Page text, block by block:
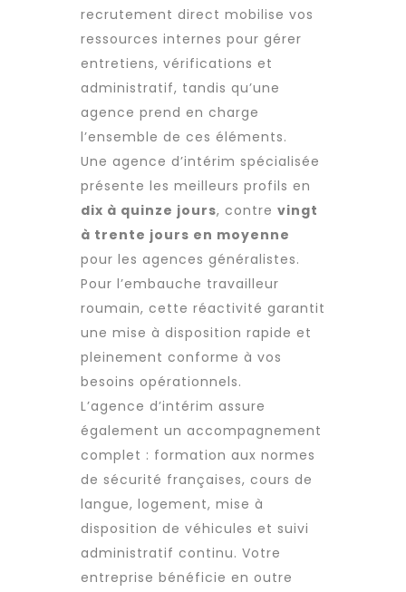
recrutement direct mobilise vos
ressources internes pour gérer
entretiens, vérifications et
administratif, tandis qu’une
agence prend en charge
l’ensemble de ces éléments.
Une agence d’intérim spécialisée
présente les meilleurs profils en
dix à quinze jours, contre vingt
à trente jours en moyenne
pour les agences généralistes.
Pour l’embauche travailleur
roumain, cette réactivité garantit
une mise à disposition rapide et
pleinement conforme à vos
besoins opérationnels.
L’agence d’intérim assure
également un accompagnement
complet : formation aux normes
de sécurité françaises, cours de
langue, logement, mise à
disposition de véhicules et suivi
administratif continu. Votre
entreprise bénéficie en outre